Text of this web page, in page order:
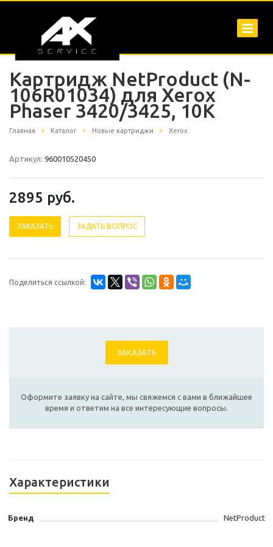
Картридж NetProduct (N-
106R01034) для Xerox
Phaser 3420/3425, 10K
Главная Каталог Новые картриджи Xerox
Артикул: 960010520450
2895 руб.
ЗАКАЗАТЬ ЗАДАТЬ ВОПРОС
Поделиться ссылкой:
ЗАКАЗАТЬ
Оформите заявку на сайте, мы свяжемся с вами в ближайшее
время и ответим на все интересующие вопросы.
Характеристики
Бренд NetProduct